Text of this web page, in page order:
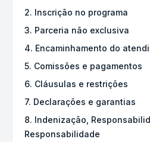
2. Inscrição no programa
3. Parceria não exclusiva
4. Encaminhamento do
5. Comissões e pagamentos
6. Cláusulas e restrições
7. Declarações e garantias
8. Indenização,
Responsabilidade